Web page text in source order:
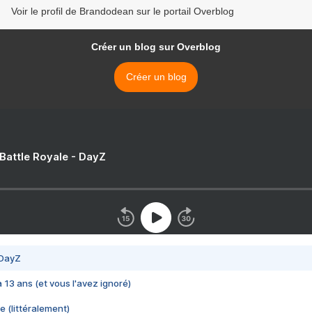
Voir le profil de Brandodean sur le portail Overblog
Créer un blog sur Overblog
Créer un blog
Royale - DayZ
13 ans (et vous l'avez ignoré)
(littéralement)